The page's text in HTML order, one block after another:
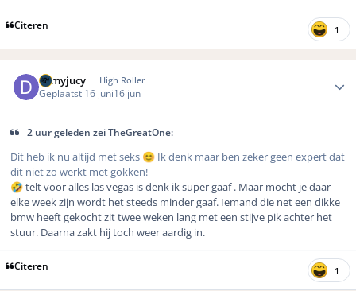
Citeren 1
demyjucy High Roller
Geplaatst 16 juni16 jun
2 uur geleden zei TheGreatOne:
Dit heb ik nu altijd met seks 😊 Ik denk maar ben zeker geen expert dat
dit niet zo werkt met gokken!
🤣 telt voor alles las vegas is denk ik super gaaf . Maar mocht je daar
elke week zijn wordt het steeds minder gaaf. Iemand die net een dikke
bmw heeft gekocht zit twee weken lang met een stijve pik achter het
stuur. Daarna zakt hij toch weer aardig in.
Citeren 1